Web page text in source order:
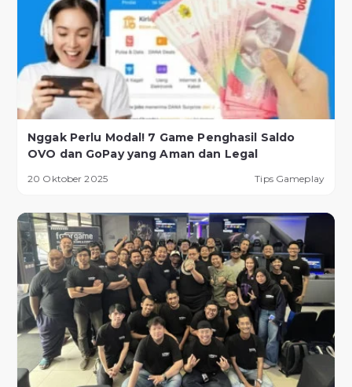
Nggak Perlu Modal! 7 Game Penghasil Saldo
OVO dan GoPay yang Aman dan Legal
20 Oktober 2025 Tips Gameplay